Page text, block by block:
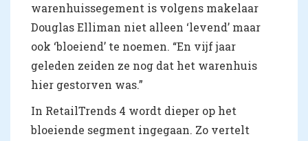
warenhuissegement is volgens makelaar
Douglas Elliman niet alleen ‘levend’ maar
ook ‘bloeiend’ te noemen. “En vijf jaar
geleden zeiden ze nog dat het warenhuis
hier gestorven was.”
In RetailTrends 4 wordt dieper op het
bloeiende segment ingegaan. Zo vertelt